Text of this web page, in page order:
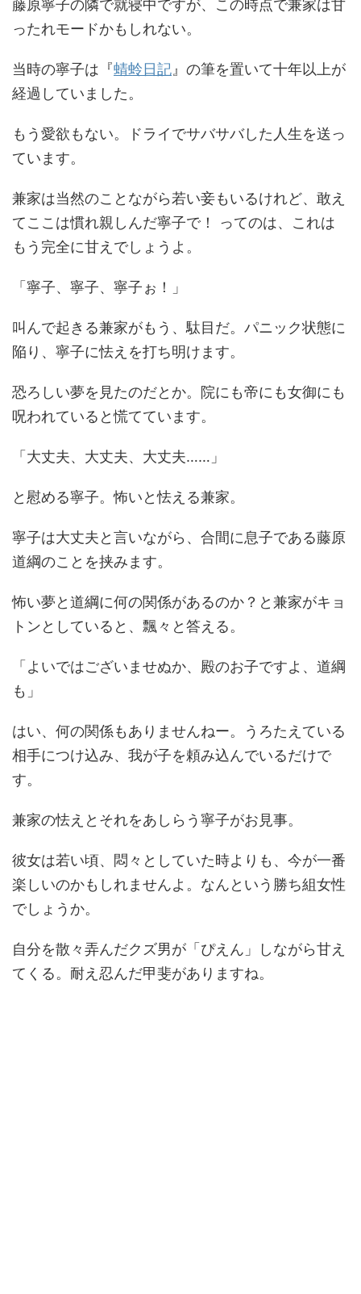
藤原寧子の隣で就寝中ですが、この時点で兼家は甘
ったれモードかもしれない。
当時の寧子は『蜻蛉日記 』の筆を置いて十年以上が
経過していました。
もう愛欲もない。ドライでサバサバした人生を送っ
ています。
兼家は当然のことながら若い妾もいるけれど、敢え
てここは慣れ親しんだ寧子で！ ってのは、これは
もう完全に甘えでしょうよ。
「寧子、寧子、寧子ぉ！」
叫んで起きる兼家がもう、駄目だ。パニック状態に
陥り、寧子に怯えを打ち明けます。
恐ろしい夢を見たのだとか。院にも帝にも女御にも
呪われていると慌てています。
「大丈夫、大丈夫、大丈夫……」
と慰める寧子。怖いと怯える兼家。
寧子は大丈夫と言いながら、合間に息子である藤原
道綱のことを挟みます。
怖い夢と道綱に何の関係があるのか？と兼家がキョ
トンとしていると、飄々と答える。
「よいではございませぬか、殿のお子ですよ、道綱
も」
はい、何の関係もありませんねー。うろたえている
相手につけ込み、我が子を頼み込んでいるだけで
す。
兼家の怯えとそれをあしらう寧子がお見事。
彼女は若い頃、悶々としていた時よりも、今が一番
楽しいのかもしれませんよ。なんという勝ち組女性
でしょうか。
自分を散々弄んだクズ男が「ぴえん」しながら甘え
てくる。耐え忍んだ甲斐がありますね。